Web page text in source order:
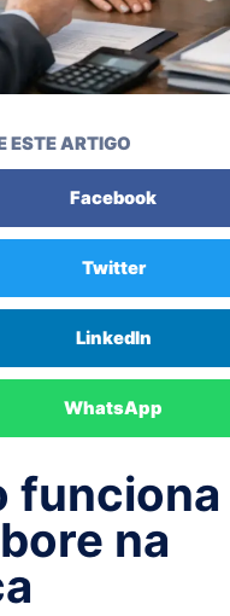
ESTE ARTIGO
Facebook
Twitter
LinkedIn
WhatsApp
funciona
na